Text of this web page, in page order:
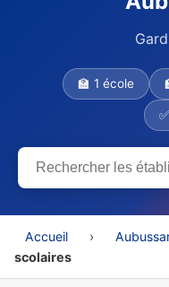
🏫 1 école
Accueil ›
scolaires